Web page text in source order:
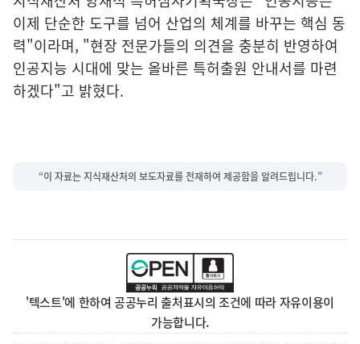
이제 단순한 도구를 넘어 산업의 체계를 바꾸는 핵심 동
력"이라며, "현장 전문가들의 의견을 충분히 반영하여
인공지능 시대에 맞는 올바른 특허출원 안내서를 마련
하겠다"고 밝혔다.
“이 자료는 지식재산처의 보도자료를 전재하여 제공함을 알려드립니다.”
'텍스트'에 한하여 공공누리 출처표시의 조건에 따라 자유이용이
가능합니다.